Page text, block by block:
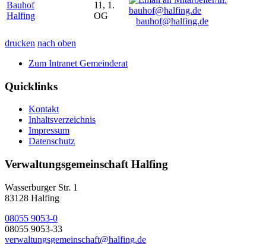
Bauhof
Halfing
11, 1.
OG
bauhof@halfing.de
drucken nach oben
Zum Intranet Gemeinderat
Quicklinks
Kontakt
Inhaltsverzeichnis
Impressum
Datenschutz
Verwaltungsgemeinschaft Halfing
Wasserburger Str. 1
83128 Halfing
08055 9053-0
08055 9053-33
verwaltungsgemeinschaft@halfing.de